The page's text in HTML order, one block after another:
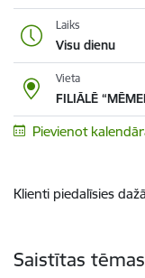
Laiks
Visu dienu
Vieta
FILIĀLĒ
Pievienot
Klienti piedalīsies
Saistītas tēmas